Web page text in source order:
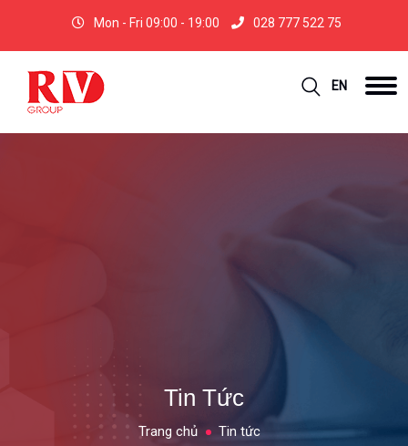
Mon - Fri 09:00 - 19:00 028 777 522 75
EN
Tin Tức
Trang chủ Tin tức